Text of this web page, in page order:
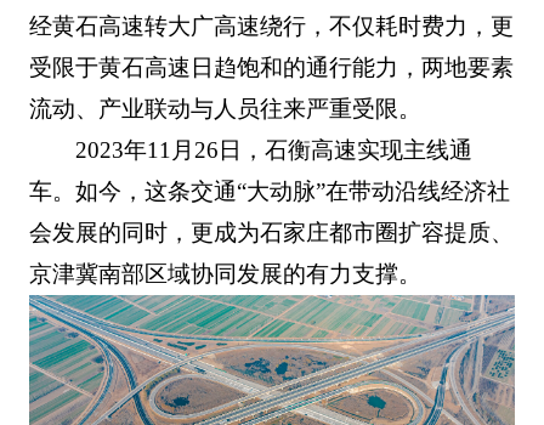
经黄石高速转大广高速绕行，不仅耗时费力，更
受限于黄石高速日趋饱和的通行能力，两地要素
流动、产业联动与人员往来严重受限。
2023年11月26日，石衡高速实现主线通
车。如今，这条交通“大动脉”在带动沿线经济社
会发展的同时，更成为石家庄都市圈扩容提质、
京津冀南部区域协同发展的有力支撑。